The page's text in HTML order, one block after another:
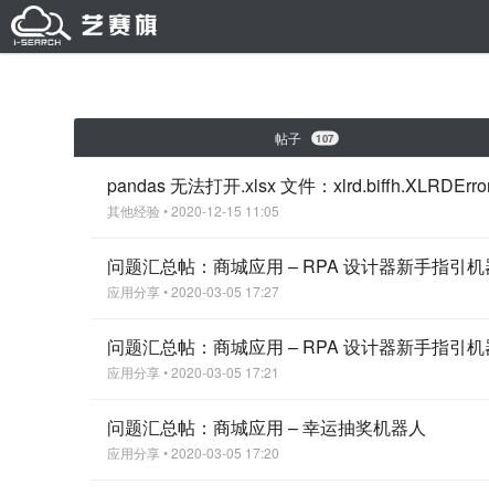
帖子 107
pandas 无法打开.xlsx 文件：
其他经验 • 2020-12-15 11:05
问题汇总帖：商城应用 – RPA 设计器新手指引机
应用分享• 2020-03-05 17:27
问题汇总帖：商城应用 – RPA 设计器新手指引机
应用分享• 2020-03-05 17:21
问题汇总帖：商城应用 – 幸运抽奖机器人
应用分享• 2020-03-05 17:20